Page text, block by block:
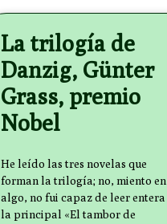
La trilogía de
Danzig, Günter
Grass, premio
Nobel
He leído las tres novelas que
forman la trilogía; no, miento en
algo, no fui capaz de leer entera
la principal «El tambor de